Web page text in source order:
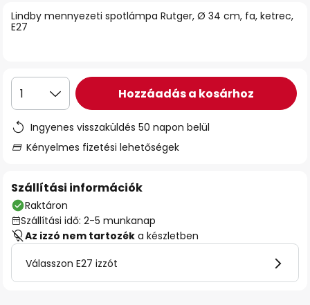
Lindby mennyezeti spotlámpa Rutger, Ø 34 cm, fa, ketrec,
E27
1 Hozzáadás a kosárhoz
Ingyenes visszaküldés 50 napon belül
Kényelmes fizetési lehetőségek
Szállítási információk
Raktáron
Szállítási idő: 2-5 munkanap
Az izzó nem tartozék a készletben
Válasszon E27 izzót